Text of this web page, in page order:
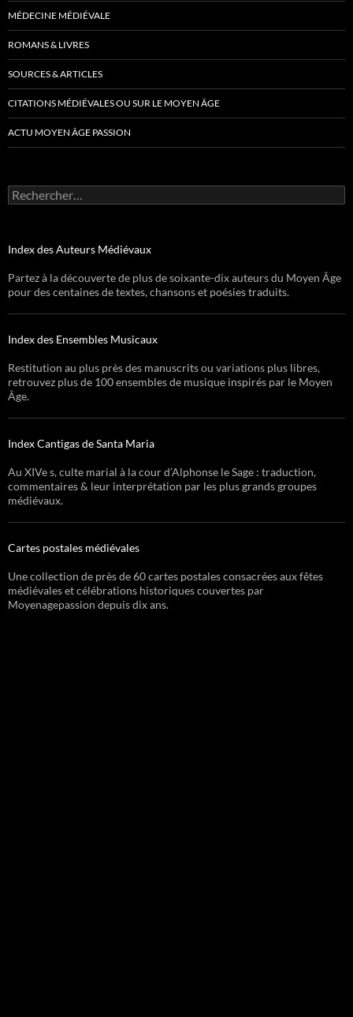
MÉDECINE MÉDIÉVALE
ROMANS & LIVRES
SOURCES & ARTICLES
CITATIONS MÉDIÉVALES OU SUR LE MOYEN ÂGE
ACTU MOYEN ÂGE PASSION
Rechercher :
Index des Auteurs Médiévaux
Partez à la découverte de plus de soixante-dix auteurs du Moyen Âge
pour des centaines de textes, chansons et poésies traduits.
Index des Ensembles Musicaux
Restitution au plus près des manuscrits ou variations plus libres,
retrouvez plus de 100 ensembles de musique inspirés par le Moyen
Âge.
Index Cantigas de Santa Maria
Au XIVe s, culte marial à la cour d’Alphonse le Sage : traduction,
commentaires & leur interprétation par les plus grands groupes
médiévaux.
Cartes postales médiévales
Une collection de près de 60 cartes postales consacrées aux fêtes
médiévales et célébrations historiques couvertes par
Moyenagepassion depuis dix ans.